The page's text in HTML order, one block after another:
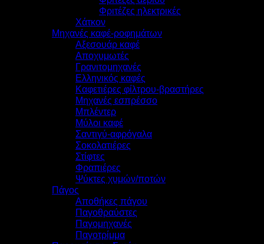
Φριτέζες ηλεκτρικές
Χάτκον
Μηχανές καφέ-ροφημάτων
Αξεσουάρ καφέ
Αποχυμωτές
Γρανιτομηχανές
Ελληνικός καφές
Καφετιέρες φίλτρου-βραστήρες
Μηχανές εσπρέσσο
Μπλέντερ
Μύλοι καφέ
Σαντιγύ-αφρόγαλα
Σοκολατιέρες
Στίφτες
Φραπιέρες
Ψύκτες χυμών/ποτών
Πάγος
Αποθήκες πάγου
Παγοθραύστες
Παγομηχανές
Παγοτρίμμα